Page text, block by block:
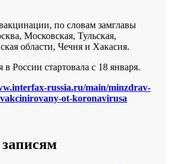
по словам замглавы
Московская, Тульская,
области, Чечня и Хакасия.
России стартовала с 18 января.
russia.ru/main/minzdrav-
ot-koronavirusa